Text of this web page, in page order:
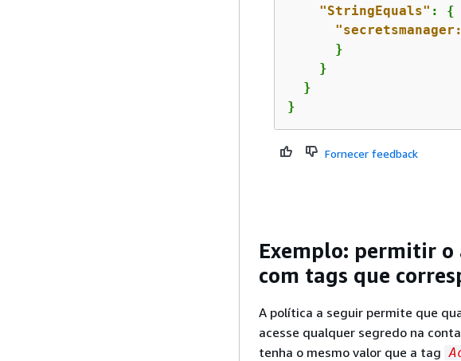
"StringEquals" : {
      }
    }
  }
}
Fornecer feedback
Exemplo: permitir o
com tags que
A política a seguir permite que
acesse qualquer segredo na
tenha o mesmo valor que a tag